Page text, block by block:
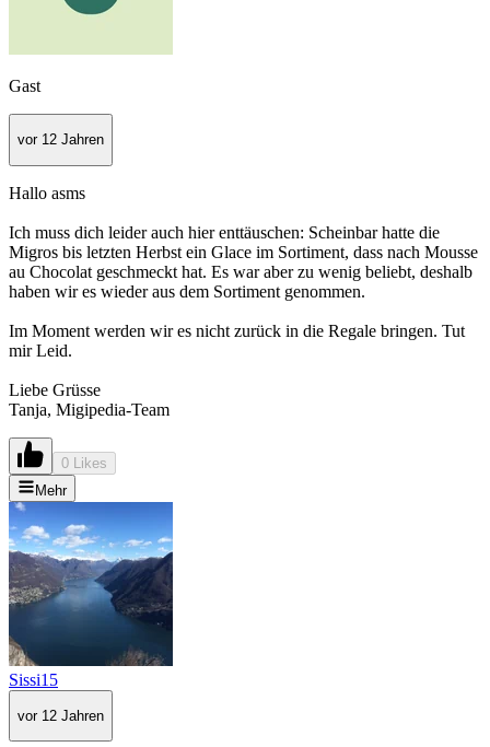
Gast
vor 12 Jahren
Hallo asms
Ich muss dich leider auch hier enttäuschen: Scheinbar hatte die
Migros bis letzten Herbst ein Glace im Sortiment, dass nach Mousse
au Chocolat geschmeckt hat. Es war aber zu wenig beliebt, deshalb
haben wir es wieder aus dem Sortiment genommen.
Im Moment werden wir es nicht zurück in die Regale bringen. Tut
mir Leid.
Liebe Grüsse
Tanja, Migipedia-Team
0 Likes
Mehr
Sissi15
vor 12 Jahren